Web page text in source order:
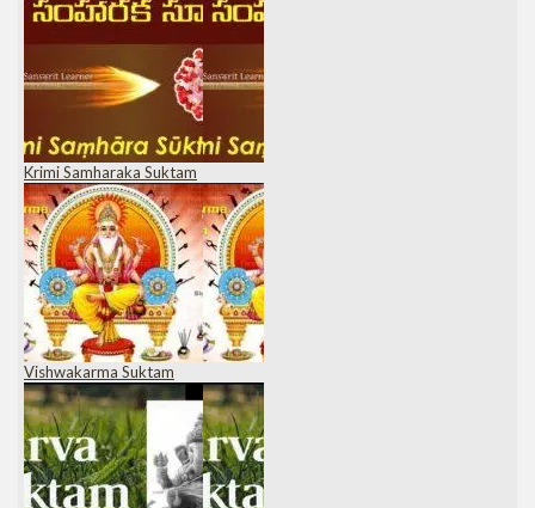
Krimi Samharaka Suktam
Vishwakarma Suktam